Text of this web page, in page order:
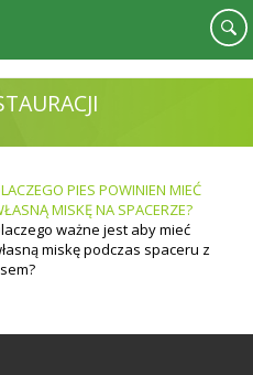
PIES POWINIEN MIEĆ
MISKĘ NA SPACERZE?
ważne jest aby mieć
miskę podczas spaceru z